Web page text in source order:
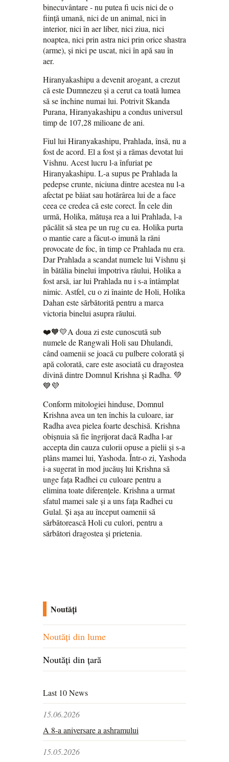
binecuvântare - nu putea fi ucis nici de o
ființă umană, nici de un animal, nici în
interior, nici în aer liber, nici ziua, nici
noaptea, nici prin astra nici prin orice shastra
(arme), și nici pe uscat, nici în apă sau în
aer.
Hiranyakashipu a devenit arogant, a crezut
că este Dumnezeu și a cerut ca toată lumea
să se închine numai lui. Potrivit Skanda
Purana, Hiranyakashipu a condus universul
timp de 107,28 milioane de ani.
Fiul lui Hiranyakashipu, Prahlada, însă, nu a
fost de acord. El a fost și a rămas devotat lui
Vishnu. Acest lucru l-a înfuriat pe
Hiranyakashipu. L-a supus pe Prahlada la
pedepse crunte, niciuna dintre acestea nu l-a
afectat pe băiat sau hotărârea lui de a face
ceea ce credea că este corect. În cele din
urmă, Holika, mătușa rea a lui Prahlada, l-a
păcălit să stea pe un rug cu ea. Holika purta
o mantie care a făcut-o imună la răni
provocate de foc, în timp ce Prahlada nu era.
Dar Prahlada a scandat numele lui Vishnu și
în bătălia binelui împotriva răului, Holika a
fost arsă, iar lui Prahlada nu i s-a întâmplat
nimic. Astfel, cu o zi înainte de Holi, Holika
Dahan este sărbătorită pentru a marca
victoria binelui asupra răului.
❤️🧡💛A doua zi este cunoscută sub
numele de Rangwali Holi sau Dhulandi,
când oamenii se joacă cu pulbere colorată și
apă colorată, care este asociată cu dragostea
divină dintre Domnul Krishna și Radha. 💚
💙💜
Conform mitologiei hinduse, Domnul
Krishna avea un ten închis la culoare, iar
Radha avea pielea foarte deschisă. Krishna
obișnuia să fie îngrijorat dacă Radha l-ar
accepta din cauza culorii opuse a pielii și s-a
plâns mamei lui, Yashoda. Într-o zi, Yashoda
i-a sugerat în mod jucăuș lui Krishna să
unge fața Radhei cu culoare pentru a
elimina toate diferențele. Krishna a urmat
sfatul mamei sale și a uns fața Radhei cu
Gulal. Și așa au început oamenii să
sărbătorească Holi cu culori, pentru a
sărbători dragostea și prietenia.
Noutăți
Noutăți din lume
Noutăți din țară
Last 10 News
15.06.2026
A 8-a aniversare a ashramului
15.05.2026